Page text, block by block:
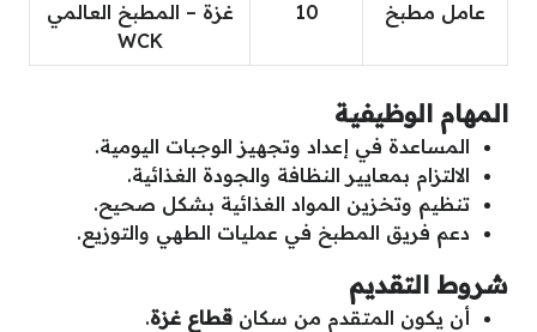
عامل مطبخ 10
غزة – المطبخ العالمي
WCK
المهام الوظيفية
المساعدة في إعداد وتجهيز الوجبات اليومية.
الالتزام بمعايير النظافة والجودة الغذائية.
تنظيم وتخزين المواد الغذائية بشكل صحيح.
دعم فريق المطبخ في عمليات الطهي والتوزيع.
شروط التقديم
أن يكون المتقدم من سكان قطاع غزة.